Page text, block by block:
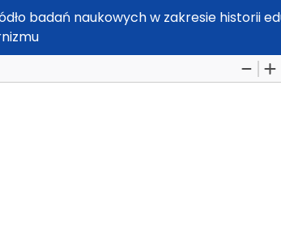
badań naukowych w zakresie historii